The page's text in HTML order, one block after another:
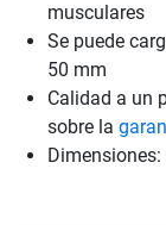
musculares
Se puede
50 mm
Calidad a un
sobre la